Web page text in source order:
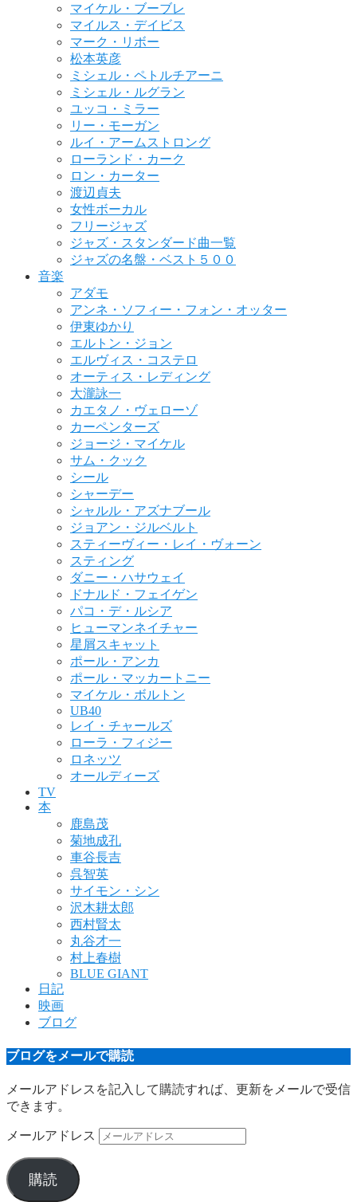
マイケル・ブーブレ
マイルス・デイビス
マーク・リボー
松本英彦
ミシェル・ペトルチアーニ
ミシェル・ルグラン
ユッコ・ミラー
リー・モーガン
ルイ・アームストロング
ローランド・カーク
ロン・カーター
渡辺貞夫
女性ボーカル
フリージャズ
ジャズ・スタンダード曲一覧
ジャズの名盤・ベスト５００
音楽
アダモ
アンネ・ソフィー・フォン・オッター
伊東ゆかり
エルトン・ジョン
エルヴィス・コステロ
オーティス・レディング
大瀧詠一
カエタノ・ヴェローゾ
カーペンターズ
ジョージ・マイケル
サム・クック
シール
シャーデー
シャルル・アズナブール
ジョアン・ジルベルト
スティーヴィー・レイ・ヴォーン
スティング
ダニー・ハサウェイ
ドナルド・フェイゲン
パコ・デ・ルシア
ヒューマンネイチャー
星屑スキャット
ポール・アンカ
ポール・マッカートニー
マイケル・ボルトン
UB40
レイ・チャールズ
ローラ・フィジー
ロネッツ
オールディーズ
TV
本
鹿島茂
菊地成孔
車谷長吉
呉智英
サイモン・シン
沢木耕太郎
西村賢太
丸谷才一
村上春樹
BLUE GIANT
日記
映画
ブログ
ブログをメールで購読
メールアドレスを記入して購読すれば、更新をメールで受信
できます。
メールアドレス
購読